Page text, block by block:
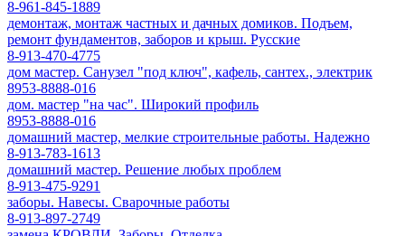
8-961-845-1889
демонтаж, монтаж частных и дачных домиков. Подъем,
ремонт фундаментов, заборов и крыш. Русские
8-913-470-4775
дом мастер. Санузел "под ключ", кафель, сантех., электрик
8953-8888-016
дом. мастер "на час". Широкий профиль
8953-8888-016
домашний мастер, мелкие строительные работы. Надежно
8-913-783-1613
домашний мастер. Решение любых проблем
8-913-475-9291
заборы. Навесы. Сварочные работы
8-913-897-2749